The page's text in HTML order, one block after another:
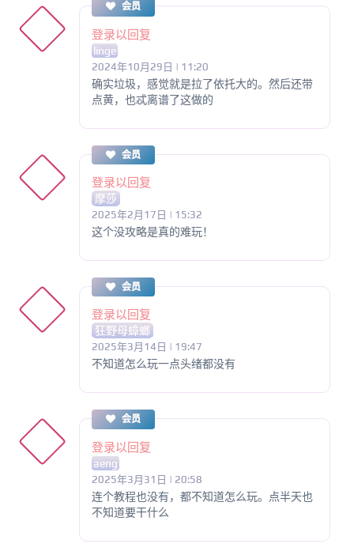
会员
登录以回复
linge
2024年10月29日 | 11:20
确实垃圾，感觉就是拉了依托大的。然后还带
点黄，也忒离谱了这做的
会员
登录以回复
摩莎
2025年2月17日 | 15:32
这个没攻略是真的难玩！
会员
登录以回复
狂野母蟑螂
2025年3月14日 | 19:47
不知道怎么玩一点头绪都没有
会员
登录以回复
aeng
2025年3月31日 | 20:58
连个教程也没有，都不知道怎么玩。点半天也
不知道要干什么